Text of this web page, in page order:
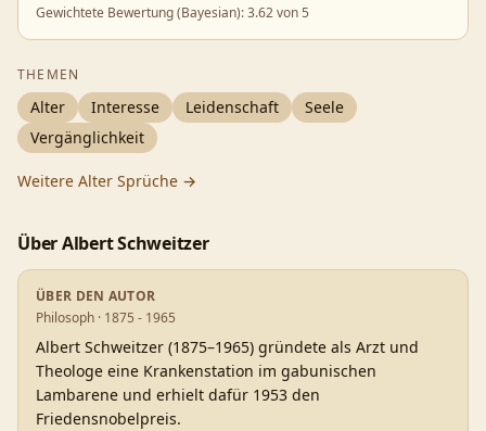
Gewichtete Bewertung (Bayesian):3.62von 5
THEMEN
Alter Interesse Leidenschaft
Seele
Vergänglichkeit
Weitere Alter Sprüche →
ÜberAlbert Schweitzer
ÜBER DEN AUTOR
Philosoph · 1875 - 1965
Albert Schweitzer (1875–1965) gründete als Arzt und
Theologe eine Krankenstation im gabunischen
Lambarene und erhielt dafür 1953 den
Friedensnobelpreis.